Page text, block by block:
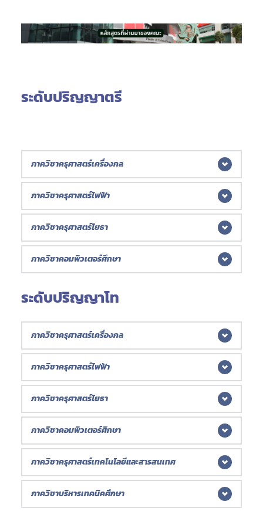
ระดับปริญญาตรี
ภาควิชาครุศาสตร์เครื่องกล
(* มีการเปลี่ยนแปลงอาจารย์ผู้รับผิดชอบหลักสูตร/ ประจำหลักสูตร)
หลักสูรครุศาสตร์อุตสาหกรรมบัณฑิต (ค.อ.บ.)
Bachelor of Science in Technical Education
ภาควิชาครุศาสตร์ไฟฟ้า
หลักสูตรครุศาสตร์อุตสาหกรรมบัณฑิต (ค.อ.บ.)
Bachelor of Science in Technical Education
(B.S.Tech.Ed.)
ภาควิชาครุศาสตร์โยธา
(* มีการเปลี่ยนแปลงอาจารย์ผู้รับผิดชอบหลักสูตร/ ประจำ
หลักสูตร)
Bachelor of Science in Technical Education
(B.S.Tech.Ed.)
ภาควิชาคอมพิวเตอร์ศึกษา
หลักสูตรครุศาสตร์อุตสาหกรรมบัณฑิต (ค.อ.บ.)
Bachelor of Science in Technical Education
รายวิชาที่เรียนตลอดหลักสูตร
สาขาวิชาเทคโนโลยีคอมพิวเตอร์ (หลักสูตร
ต่อเนื่อง 2 ปี)(หลักสูตรใหม่ พ.ศ. 2534)
Computer Technology
ต่อเนื่อง 2 ปี)(หลักสูตรปรับปรุง พ.ศ.2541)
Computer Technology
สาขาวิชาเทคโนโลยีคอมพิวเตอร์ (หลักสูตร
ต่อเนื่อง 2 ปี)(หลักสูตรปรับปรุง พ.ศ.2552)
ระดับปริญญาโท
ภาควิชาครุศาสตร์เครื่องกล
(* มีการเปลี่ยนแปลงอาจารย์ผู้รับผิดชอบหลักสูตร/ ประจำหลักสูตร)
หลักสูตรครุศาสตร์อุตสาหกรรมมหาบัณฑิต
(ค.อ.ม.)
Master of Science in Technical Education
(M.S.Tech.Ed.)
รายวิชาที่เรียนตลอดหลักสูตร
สาขาวิชาวิศวกรรมแมคคาทรอนิกส์
ภาควิชาครุศาสตร์ไฟฟ้า
หลักสูตรครุศาสตร์อุตสาหกรรมมหาบัณฑิต
(ค.อ.ม.)
Master of Science in Technical Education
(M.S.Tech.Ed.)
รายวิชาที่เรียนตลอดหลักสูตร
สาขาไฟฟ้า
ภาควิชาครุศาสตร์โยธา
(* มีการเปลี่ยนแปลงอาจารย์ผู้รับผิดชอบหลักสูตร/ ประจำ
หลักสูตร)
หลักสูตรครุศาสตร์อุตสาหกรรมมหาบัณฑิต
(ค.อ.ม.)
Master of Science in Technical Education
ภาควิชาคอมพิวเตอร์ศึกษา
หลักสูตรครุศาสตร์อุตสาหกรรมมหาบัณฑิต
(ค.อ.ม.)
Master of Science in Technical Education
(M.S.Tech.Ed.)
ภาควิชาครุศาสตร์เทคโนโลยีและสารสนเทศ
หลักสูตรครุศาสตร์อุตสาหกรรมมหาบัณฑิต
(ค.อ.ม.)
ภาควิชาบริหารเทคนิคศึกษา